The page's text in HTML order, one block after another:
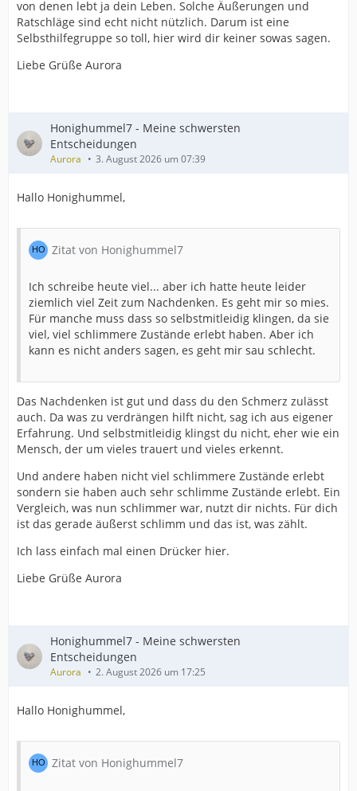
von denen lebt ja dein Leben. Solche Äußerungen und
Ratschläge sind echt nicht nützlich. Darum ist eine
Selbsthilfegruppe so toll, hier wird dir keiner sowas sagen.
Liebe Grüße Aurora
Honighummel7 - Meine schwersten
Entscheidungen
Aurora 3. August 2026 um 07:39
Hallo Honighummel,
Zitat von Honighummel7
Ich schreibe heute viel... aber ich hatte heute leider
ziemlich viel Zeit zum Nachdenken. Es geht mir so mies.
Für manche muss dass so selbstmitleidig klingen, da sie
viel, viel schlimmere Zustände erlebt haben. Aber ich
kann es nicht anders sagen, es geht mir sau schlecht.
Das Nachdenken ist gut und dass du den Schmerz zulässt
auch. Da was zu verdrängen hilft nicht, sag ich aus eigener
Erfahrung. Und selbstmitleidig klingst du nicht, eher wie ein
Mensch, der um vieles trauert und vieles erkennt.
Und andere haben nicht viel schlimmere Zustände erlebt
sondern sie haben auch sehr schlimme Zustände erlebt. Ein
Vergleich, was nun schlimmer war, nutzt dir nichts. Für dich
ist das gerade äußerst schlimm und das ist, was zählt.
Ich lass einfach mal einen Drücker hier.
Liebe Grüße Aurora
Honighummel7 - Meine schwersten
Entscheidungen
Aurora 2. August 2026 um 17:25
Hallo Honighummel,
Zitat von Honighummel7